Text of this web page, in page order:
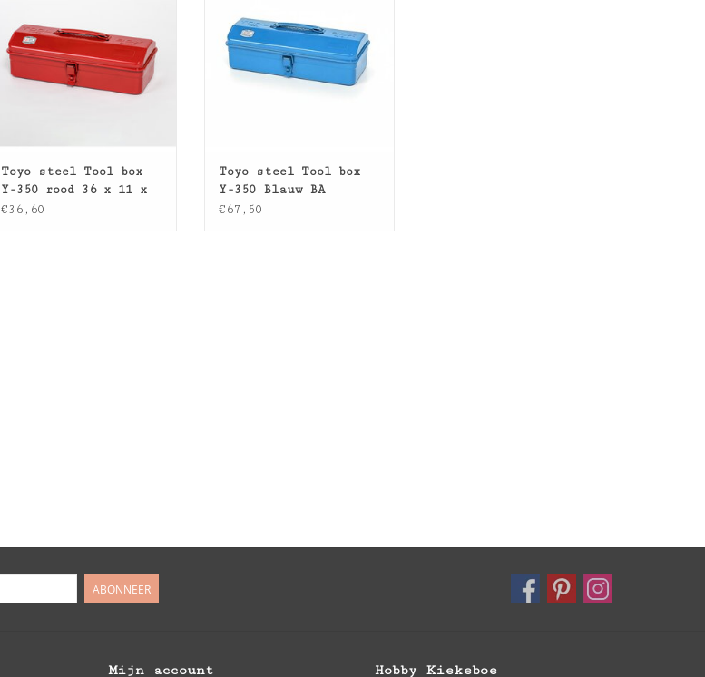
Toyo steel Tool box
Y-350 rood 36 x 11 x
15 cm
€36,60
Toyo steel Tool box
Y-350 Blauw BA
limited edition
€67,50
ABONNEER
Mijn account Hobby Kiekeboe